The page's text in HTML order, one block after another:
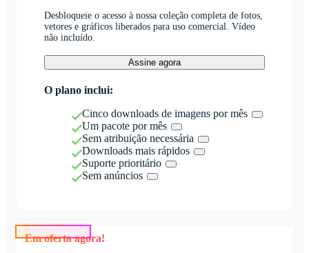
Desbloqueie o acesso à nossa coleção completa de fotos,
vetores e gráficos liberados para uso comercial. Vídeo
não incluído.
Assine agora
O plano inclui:
Cinco downloads de imagens por mês
Um pacote por mês
Sem atribuição necessária
Downloads mais rápidos
Suporte prioritário
Sem anúncios